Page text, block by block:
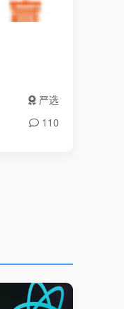
严选
110